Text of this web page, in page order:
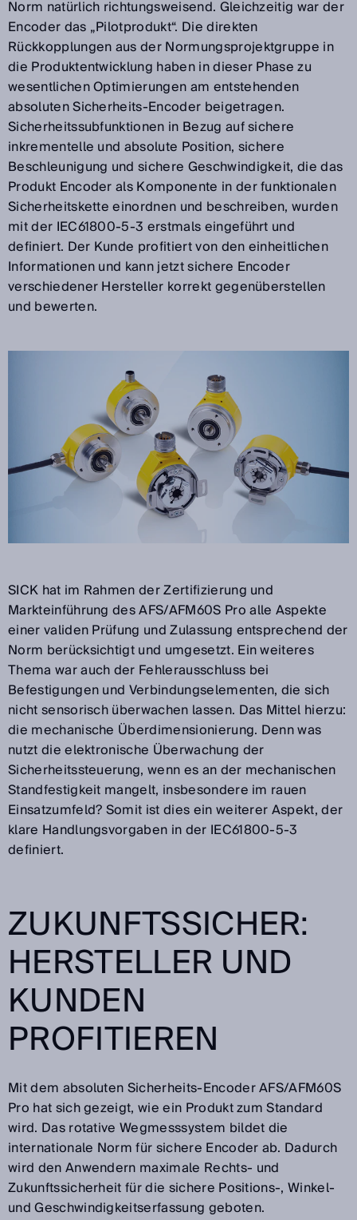
Norm natürlich richtungsweisend. Gleichzeitig war der
Encoder das „Pilotprodukt“. Die direkten
Rückkopplungen aus der Normungsprojektgruppe in
die Produktentwicklung haben in dieser Phase zu
wesentlichen Optimierungen am entstehenden
absoluten Sicherheits-Encoder beigetragen.
Sicherheitssubfunktionen in Bezug auf sichere
inkrementelle und absolute Position, sichere
Beschleunigung und sichere Geschwindigkeit, die das
Produkt Encoder als Komponente in der funktionalen
Sicherheitskette einordnen und beschreiben, wurden
mit der IEC61800-5-3 erstmals eingeführt und
definiert. Der Kunde profitiert von den einheitlichen
Informationen und kann jetzt sichere Encoder
verschiedener Hersteller korrekt gegenüberstellen
und bewerten.
SICK hat im Rahmen der Zertifizierung und
Markteinführung des AFS/AFM60S Pro alle Aspekte
einer validen Prüfung und Zulassung entsprechend der
Norm berücksichtigt und umgesetzt. Ein weiteres
Thema war auch der Fehlerausschluss bei
Befestigungen und Verbindungselementen, die sich
nicht sensorisch überwachen lassen. Das Mittel hierzu:
die mechanische Überdimensionierung. Denn was
nutzt die elektronische Überwachung der
Sicherheitssteuerung, wenn es an der mechanischen
Standfestigkeit mangelt, insbesondere im rauen
Einsatzumfeld? Somit ist dies ein weiterer Aspekt, der
klare Handlungsvorgaben in der IEC61800-5-3
definiert.
ZUKUNFTSSICHER:
HERSTELLER UND
KUNDEN
PROFITIEREN
Mit dem absoluten Sicherheits-Encoder AFS/AFM60S
Pro hat sich gezeigt, wie ein Produkt zum Standard
wird. Das rotative Wegmesssystem bildet die
internationale Norm für sichere Encoder ab. Dadurch
wird den Anwendern maximale Rechts- und
Zukunftssicherheit für die sichere Positions-, Winkel-
und Geschwindigkeitserfassung geboten.